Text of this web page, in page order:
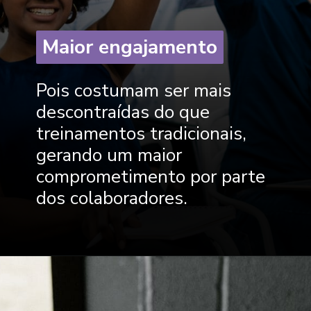
Maior engajamento
Maior engajamento
Pois costumam ser mais
descontraídas do que
treinamentos tradicionais,
gerando um maior
comprometimento por parte
dos colaboradores.